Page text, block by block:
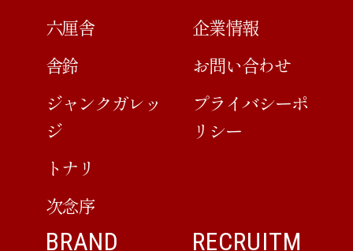
六厘舎
舎鈴
ジャンクガレッ
ジ
トナリ
次念序
企業情報
お問い合わせ
プライバシーポ
リシー
BRAND
RECRUITM